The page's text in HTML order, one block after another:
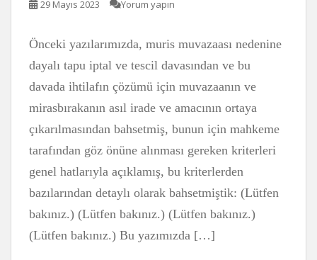
29 Mayıs 2023 Yorum yapın
Önceki yazılarımızda, muris muvazaası nedenine
dayalı tapu iptal ve tescil davasından ve bu
davada ihtilafın çözümü için muvazaanın ve
mirasbırakanın asıl irade ve amacının ortaya
çıkarılmasından bahsetmiş, bunun için mahkeme
tarafından göz önüne alınması gereken kriterleri
genel hatlarıyla açıklamış, bu kriterlerden
bazılarından detaylı olarak bahsetmiştik: (Lütfen
bakınız.) (Lütfen bakınız.) (Lütfen bakınız.)
(Lütfen bakınız.) Bu yazımızda […]